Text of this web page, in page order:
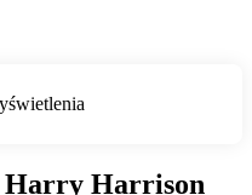
Harry Harrison